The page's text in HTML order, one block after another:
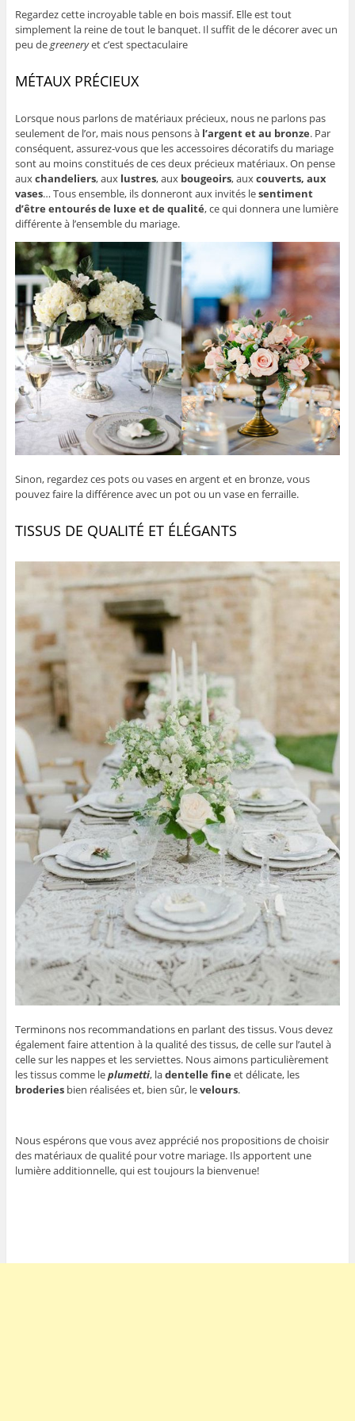
Regardez cette incroyable table en bois massif. Elle est tout
simplement la reine de tout le banquet. Il suffit de le décorer avec un
peu degreeneryet c’est spectaculaire
MÉTAUX PRÉCIEUX
Lorsque nous parlons de matériaux précieux, nous ne parlons pas
seulement de l’or, mais nous pensons à l’argent et au bronze. Par
conséquent, assurez-vous que les accessoires décoratifs du mariage
sont au moins constitués de ces deux précieux matériaux. On pense
auxchandeliers, aux lustres, aux bougeoirs, auxcouverts, aux
vases… Tous ensemble, ils donneront aux invités lesentiment
d’être entourés de luxe et de qualité, ce qui donnera une lumière
différente à l’ensemble du mariage.
Sinon, regardez ces pots ou vases en argent et en bronze, vous
pouvez faire la différence avec un pot ou un vase en ferraille.
TISSUS DE QUALITÉ ET ÉLÉGANTS
Terminons nos recommandations en parlant des tissus. Vous devez
également faire attention à la qualité des tissus, de celle sur l’autel à
celle sur les nappes et les serviettes. Nous aimons particulièrement
les tissus comme leplumetti, ladentelle fine et délicate, les
broderiesbien réalisées et, bien sûr, levelours.
Nous espérons que vous avez apprécié nos propositions de choisir
des matériaux de qualité pour votre mariage. Ils apportent une
lumière additionnelle, qui est toujours la bienvenue!